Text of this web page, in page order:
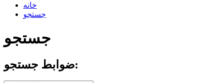
خانه
جستجو
جستجو
ضوابط جستجو: